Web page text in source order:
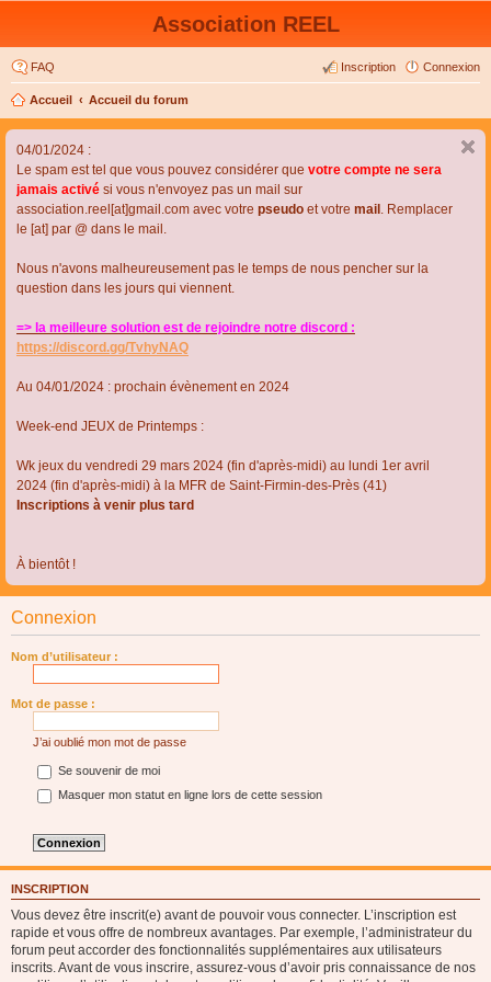
Association REEL
FAQ Connexion
Inscription
Accueil Accueil du forum
04/01/2024 :
Le spam est tel que vous pouvez considérer que votre compte ne sera
jamais activé si vous n'envoyez pas un mail sur
association.reel[at]gmail.com avec votre pseudo et votre mail . Remplacer
le [at] par @ dans le mail.
Nous n'avons malheureusement pas le temps de nous pencher sur la
question dans les jours qui viennent.
=> la meilleure solution est de rejoindre notre discord :
https://discord.gg/TvhyNAQ
Au 04/01/2024 : prochain évènement en 2024
Week-end JEUX de Printemps :
Wk jeux du vendredi 29 mars 2024 (fin d'après-midi) au lundi 1er avril
2024 (fin d'après-midi) à la MFR de Saint-Firmin-des-Près (41)
Inscriptions à venir plus tard
À bientôt !
Connexion
Nom d’utilisateur :
Mot de passe :
J’ai oublié mon mot de passe
Se souvenir de moi
Masquer mon statut en ligne lors de cette session
INSCRIPTION
Vous devez être inscrit(e) avant de pouvoir vous connecter. L’inscription est
rapide et vous offre de nombreux avantages. Par exemple, l’administrateur du
forum peut accorder des fonctionnalités supplémentaires aux utilisateurs
inscrits. Avant de vous inscrire, assurez-vous d’avoir pris connaissance de nos